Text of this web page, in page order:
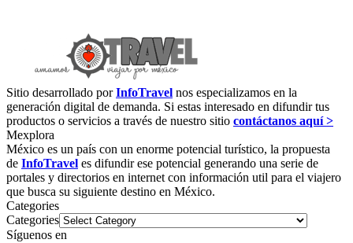
Sitio desarrollado porInfoTravel nos especializamos en la
generación digital de demanda. Si estas interesado en difundir tus
productos o servicios a través de nuestro sitio contáctanos aquí >
Mexplora
México es un país con un enorme potencial turístico, la propuesta
de InfoTravel es difundir ese potencial generando una serie de
portales y directorios en internet con información util para el viajero
que busca su siguiente destino en México.
Categories
Categories
Síguenos en